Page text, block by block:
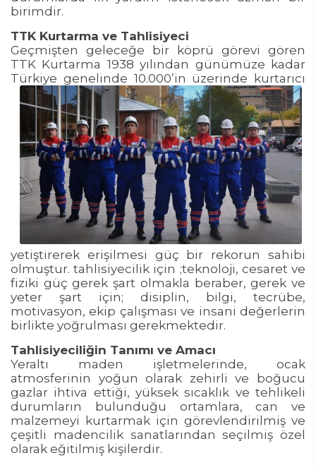
birimdir.
TTK Kurtarma ve Tahlisiyeci
Geçmişten geleceğe bir köprü görevi gören
TTK Kurtarma 1938 yılından günümüze kadar
Türkiye genelinde 10.000’in üzerinde kurtarıcı
yetiştirerek erişilmesi güç bir rekorun sahibi
olmuştur. tahlisiyecilik için ;teknoloji, cesaret ve
fiziki güç gerek şart olmakla beraber, gerek ve
yeter şart için; disiplin, bilgi, tecrübe,
motivasyon, ekip çalışması ve insani değerlerin
birlikte yoğrulması gerekmektedir.
Tahlisiyeciliğin Tanımı ve Amacı
Yeraltı maden işletmelerinde, ocak
atmosferinin yoğun olarak zehirli ve boğucu
gazlar ihtiva ettiği, yüksek sıcaklık ve tehlikeli
durumların bulunduğu ortamlara, can ve
malzemeyi kurtarmak için görevlendirilmiş ve
çeşitli madencilik sanatlarından seçilmiş özel
olarak eğitilmiş kişilerdir.